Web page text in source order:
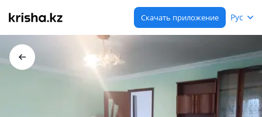
Скачать приложение Рус